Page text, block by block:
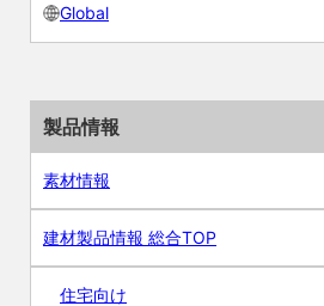
Global
製品情報
素材情報
建材製品情報 総合TOP
住宅向け